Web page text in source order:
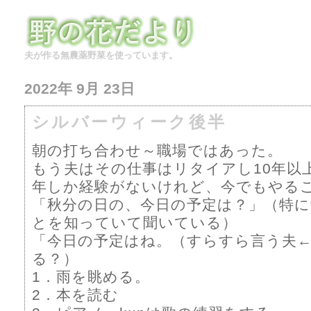
夫が作る無農薬野菜を使っています。
2022年 9月 23日
シルバーウィーク後半
朝の打ち合わせ～職場ではあった。
もう夫はその仕事はリタイアし10年以
年しか経験がないけれど、今でもやる
「秋分の日の、今日の予定は？」（特
とを知っていて聞いている）
「今日の予定はね。（すらすら言う夫
る？）
1．雨を眺める。
2．本を読む